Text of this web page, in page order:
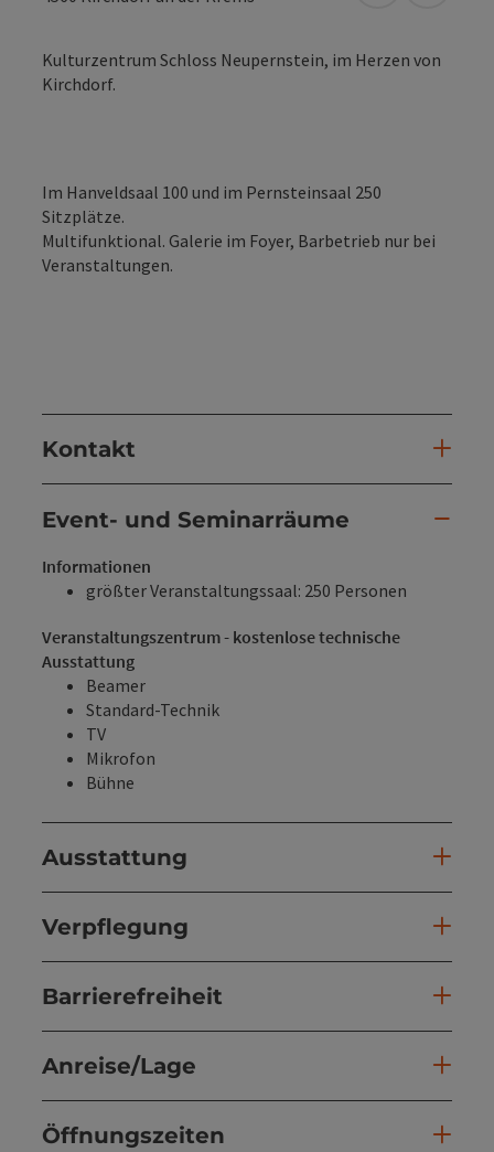
Kulturzentrum Schloss Neupernstein, im Herzen von
Kirchdorf.
Im Hanveldsaal 100 und im Pernsteinsaal 250
Sitzplätze.
Multifunktional. Galerie im Foyer, Barbetrieb nur bei
Veranstaltungen.
Kontakt
Event- und Seminarräume
Informationen
größter Veranstaltungssaal: 250 Personen
Veranstaltungszentrum - kostenlose technische
Ausstattung
Beamer
Standard-Technik
TV
Mikrofon
Bühne
Ausstattung
Verpflegung
Barrierefreiheit
Anreise/Lage
Öffnungszeiten